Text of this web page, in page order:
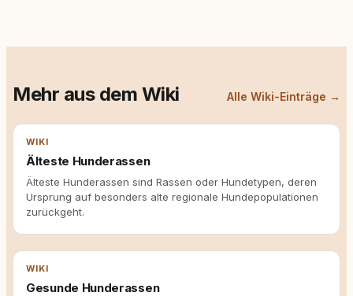
Mehr aus dem Wiki Alle Wiki-Einträge →
WIKI
Älteste Hunderassen
Älteste Hunderassen sind Rassen oder Hundetypen, deren
Ursprung auf besonders alte regionale Hundepopulationen
zurückgeht.
WIKI
Gesunde Hunderassen